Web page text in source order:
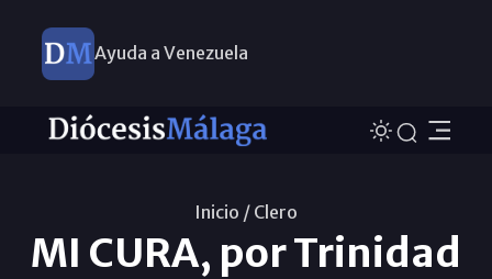
Ayuda a Venezuela
Inicio / Clero
MI CURA, por Trinidad